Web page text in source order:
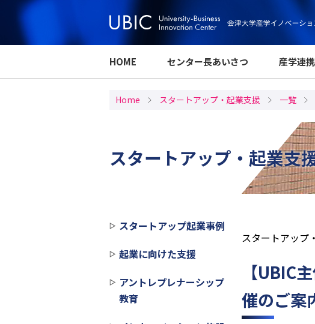
HOME センター長あいさつ 産学連携
Home スタートアップ・起業支援 一覧
スタートアップ・起業支
スタートアップ起業事例
起業に向けた支援
アントレプレナーシップ
教育
スタートアップ
【UBIC
催のご案